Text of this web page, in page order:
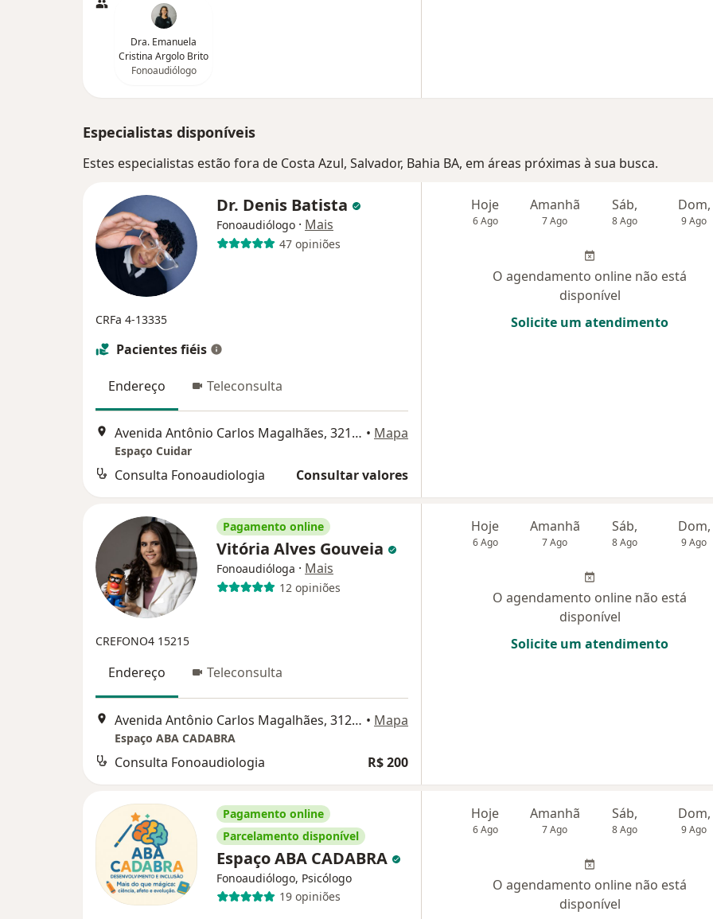
Dra. Emanuela
Cristina Argolo Brito
Fonoaudiólogo
Especialistas disponíveis
Estes especialistas estão fora de Costa Azul, Salvador, Bahia BA, em áreas próximas à sua busca.
Dr. Denis Batista
Fonoaudiólogo · Mais
47 opiniões
CRFa 4-13335
Pacientes fiéis
Endereço Teleconsulta
Avenida Antônio Carlos Magalhães, 3213 - Ed. Golden Plaza, Salas 306/307, Salvador • Mapa
Espaço Cuidar
Consulta Fonoaudiologia Consultar valores
Hoje
6 Ago
Amanhã
7 Ago
Sáb,
8 Ago
Dom,
9 Ago
O agendamento online não está
disponível
Solicite um atendimento
Pagamento online
Vitória Alves Gouveia
Fonoaudióloga · Mais
12 opiniões
CREFONO4 15215
Endereço Teleconsulta
Avenida Antônio Carlos Magalhães, 3129, Salvador • Mapa
Espaço ABA CADABRA
Consulta Fonoaudiologia R$ 200
Hoje
6 Ago
Amanhã
7 Ago
Sáb,
8 Ago
Dom,
9 Ago
O agendamento online não está
disponível
Solicite um atendimento
Pagamento online
Parcelamento disponível
Espaço ABA CADABRA
Fonoaudiólogo, Psicólogo
19 opiniões
Hoje
6 Ago
Amanhã
7 Ago
Sáb,
8 Ago
Dom,
9 Ago
O agendamento online não está
disponível